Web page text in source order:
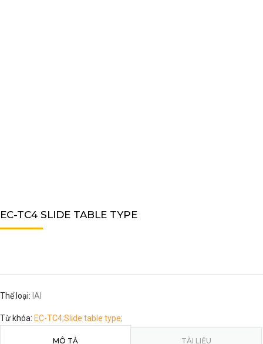
EC-TC4 SLIDE TABLE TYPE
Thể loại: IAI
Từ khóa: EC-TC4;Slide table type;
MÔ TẢ TÀI LIỆU